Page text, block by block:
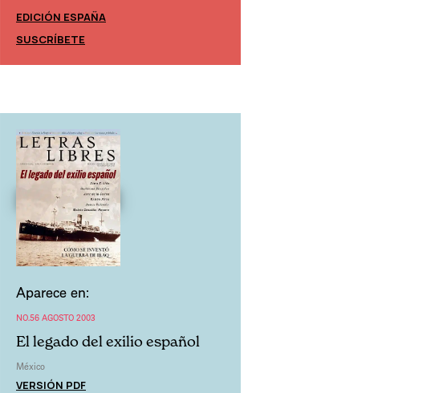
EDICIÓN ESPAÑA
SUSCRÍBETE
Aparece en:
NO.56 AGOSTO 2003
El legado del exilio español
México
VERSIÓN PDF